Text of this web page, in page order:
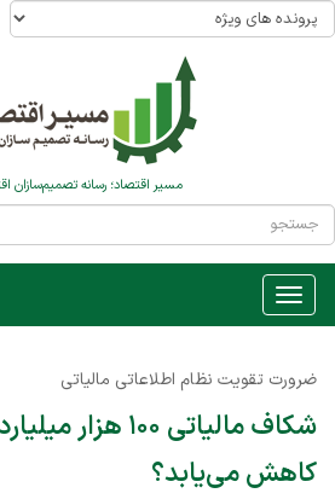
مسیر اقتصاد؛ رسانه تصمیم‌سازان
ضرورت تقویت نظام اطلاعاتی مالیاتی
شکاف مالیاتی ۱۰۰
کاهش می‌یابد؟